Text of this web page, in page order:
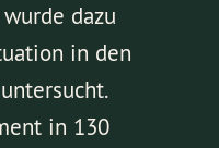
dazu
in den
in 130